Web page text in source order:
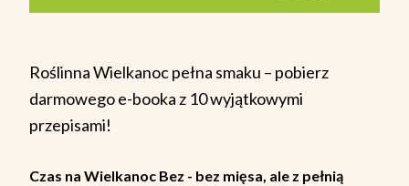
Roślinna Wielkanoc pełna smaku – pobierz
darmowego e-booka z 10 wyjątkowymi
przepisami!
Czas na Wielkanoc Bez - bez mięsa, ale z pełnią